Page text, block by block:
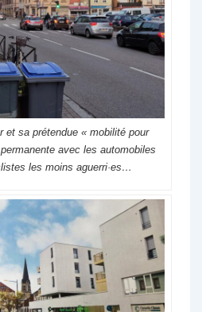
et sa prétendue « mobilité pour
avec les automobiles
les moins aguerri·es…